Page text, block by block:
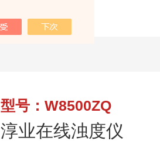
型号：W8500ZQ
淳业在线浊度仪